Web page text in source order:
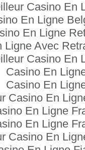
Casino En
En Ligne
En Ligne
Ligne Avec
Casino En
Casino En
Casino En
Casino En
En Ligne
En Ligne
Casino En